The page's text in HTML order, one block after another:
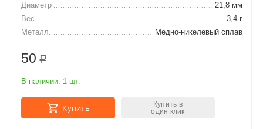
Диаметр
21,8 мм
Вес
3,4 г
Металл
Медно-никелевый сплав
50 Р
В наличии: 1 шт.
Купить
Купить в
один клик